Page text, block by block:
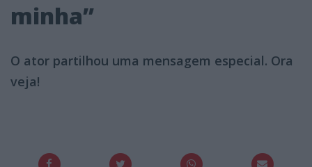
minha”
O ator partilhou uma mensagem especial. Ora
veja!